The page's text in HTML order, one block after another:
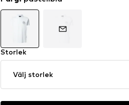
Storlek
Välj storlek